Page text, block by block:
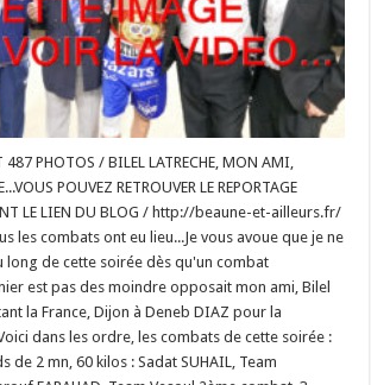
487 PHOTOS / BILEL LATRECHE, MON AMI,
POUVEZ RETROUVER LE REPORTAGE
LE LIEN DU BLOG / http://beaune-et-ailleurs.fr/
les combats ont eu lieu...Je vous avoue que je ne
long de cette soirée dès qu'un combat
est pas des moindre opposait mon ami, Bilel
la France, Dijon à Deneb DIAZ pour la
dans les ordre, les combats de cette soirée :
de 2 mn, 60 kilos : Sadat SUHAIL, Team